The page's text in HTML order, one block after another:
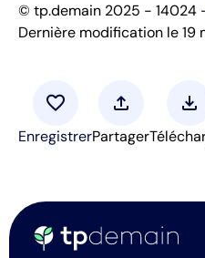
© tp.demain 2025 - 14024
Dernière modification le 19
favorite
Enregistrer
upload
Partager
download